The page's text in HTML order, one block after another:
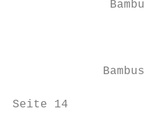
Seite 14